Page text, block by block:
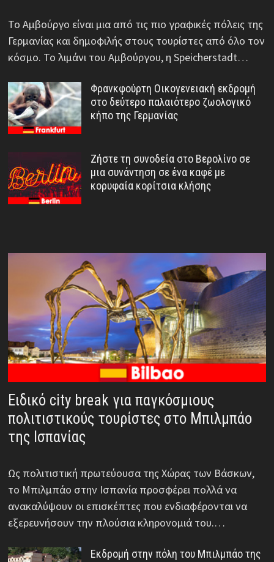
Το Αμβούργο είναι μια από τις πιο γραφικές πόλεις της
Γερμανίας και δημοφιλής στους τουρίστες από όλο τον
κόσμο. Το λιμάνι του Αμβούργου, η Speicherstadt…
Φρανκφούρτη Οικογενειακή εκδρομή
στο δεύτερο παλαιότερο ζωολογικό
κήπο της Γερμανίας
Ζήστε τη συνοδεία στο Βερολίνο σε
μια συνάντηση σε ένα καφέ με
κορυφαία κορίτσια κλήσης
Ειδικό city break για παγκόσμιους
πολιτιστικούς τουρίστες στο Μπιλμπάο
της Ισπανίας
Ως πολιτιστική πρωτεύουσα της Χώρας των Βάσκων,
το Μπιλμπάο στην Ισπανία προσφέρει πολλά να
ανακαλύψουν οι επισκέπτες που ενδιαφέρονται να
εξερευνήσουν την πλούσια κληρονομιά του.…
Εκδρομή στην πόλη του Μπιλμπάο της